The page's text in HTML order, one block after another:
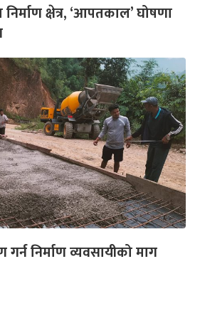
क्षेत्र, ‘आपतकाल’ घोषणा
निर्माण व्यवसायीको माग